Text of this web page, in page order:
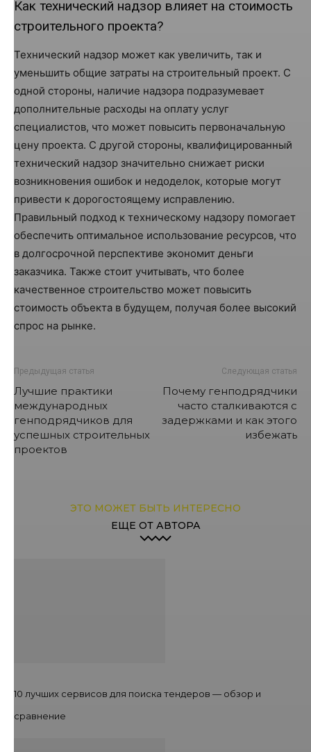
Как технический надзор влияет на стоимость
строительного проекта?
Технический надзор может как увеличить, так и
уменьшить общие затраты на строительный проект. С
одной стороны, наличие надзора подразумевает
дополнительные расходы на оплату услуг
специалистов, что может повысить первоначальную
цену проекта. С другой стороны, квалифицированный
технический надзор значительно снижает риски
возникновения ошибок и недоделок, которые могут
привести к дорогостоящему исправлению.
Правильный подход к техническому надзору помогает
обеспечить оптимальное использование ресурсов, что
в долгосрочной перспективе экономит деньги
заказчика. Также стоит учитывать, что более
качественное строительство может повысить
стоимость объекта в будущем, получая более высокий
спрос на рынке.
Предыдущая статья
Лучшие практики
международных
генподрядчиков для
успешных строительных
проектов
Следующая статья
Почему генподрядчики
часто сталкиваются с
задержками и как этого
избежать
ЭТО МОЖЕТ БЫТЬ ИНТЕРЕСНО
ЕЩЕ ОТ АВТОРА
10 лучших сервисов для поиска тендеров — обзор и
сравнение